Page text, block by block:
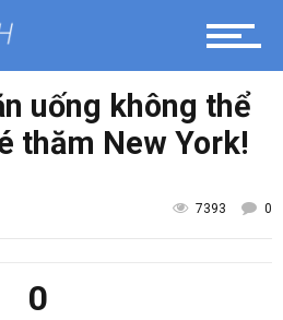
uống không thể
thăm New York!
7393 0
0